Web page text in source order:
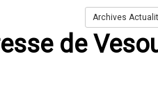
Archives
de